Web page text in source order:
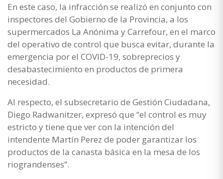
En este caso, la infracción se realizó en conjunto con
inspectores del Gobierno de la Provincia, a los
supermercados La Anónima y Carrefour, en el marco
del operativo de control que busca evitar, durante la
emergencia por el COVID-19, sobreprecios y
desabastecimiento en productos de primera
necesidad.
Al respecto, el subsecretario de Gestión Ciudadana,
Diego Radwanitzer, expresó que “el control es muy
estricto y tiene que ver con la intención del
intendente Martín Perez de poder garantizar los
productos de la canasta básica en la mesa de los
riograndenses”.